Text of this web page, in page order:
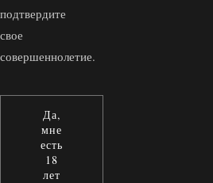
подтвердите
свое
совершеннолетие.
Да,
мне
есть
18
лет